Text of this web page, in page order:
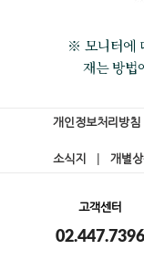
※ 모니터에
재는 방법
개인정보처리방침
소식지 개별상
고객센터
02.447.7396